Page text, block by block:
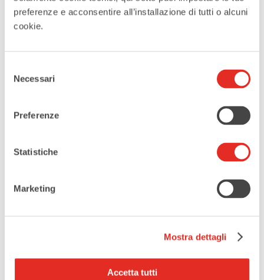
preferenze e acconsentire all’installazione di tutti o alcuni
cookie.
delNecessari
Preferenze
Statistiche
Marketing
Mostra dettagli
Accetta tutti
Teatro Civico De Silva
Tags: